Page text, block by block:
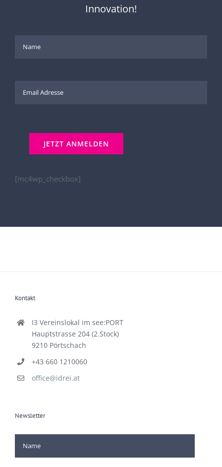
Hauptstrasse 204 (2.Stock)
9210 Pörtschach
+43 660 1210060
office@idrei.at